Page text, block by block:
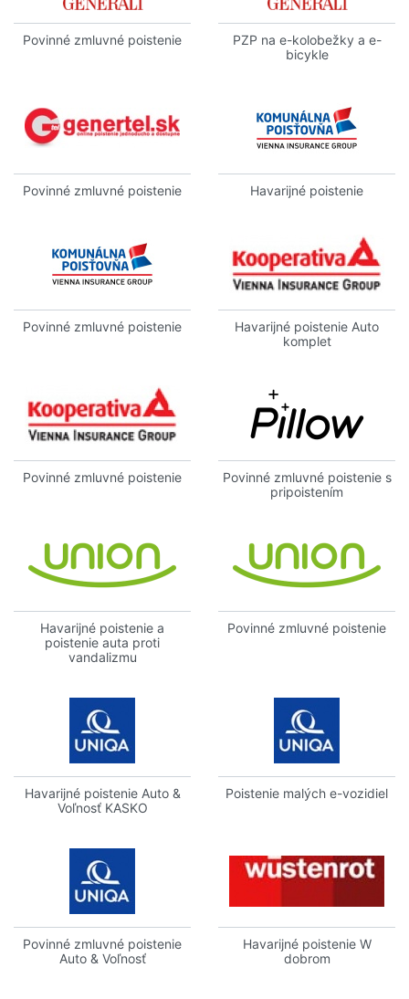
Povinné zmluvné poistenie
PZP na e-kolobežky a e-
bicykle
Povinné zmluvné poistenie Havarijné poistenie
Povinné zmluvné poistenie
Havarijné poistenie Auto
komplet
Povinné zmluvné poistenie
Povinné zmluvné poistenie s
pripoistením
Havarijné poistenie a
poistenie auta proti
vandalizmu
Povinné zmluvné poistenie
Havarijné poistenie Auto &
Voľnosť KASKO
Poistenie malých e-vozidiel
Povinné zmluvné poistenie
Auto & Voľnosť
Havarijné poistenie W
dobrom